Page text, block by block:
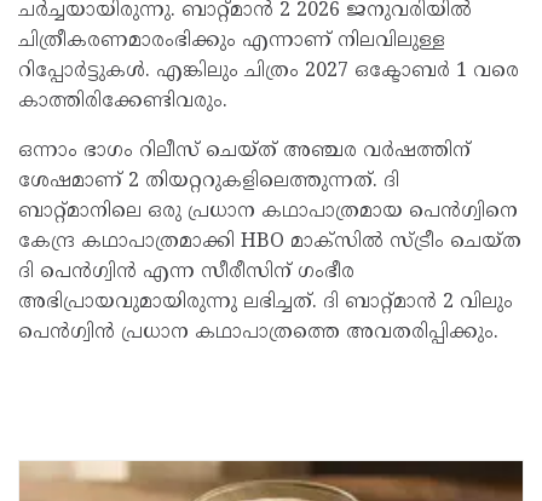
ചർച്ചയായിരുന്നു. ബാറ്റ്മാൻ 2 2026 ജനുവരിയിൽ
ചിത്രീകരണമാരംഭിക്കും എന്നാണ് നിലവിലുള്ള
റിപ്പോർട്ടുകൾ. എങ്കിലും ചിത്രം 2027 ഒക്ടോബർ 1 വരെ
കാത്തിരിക്കേണ്ടിവരും.
ഒന്നാം ഭാഗം റിലീസ് ചെയ്ത് അഞ്ചര വർഷത്തിന്
ശേഷമാണ് 2 തിയറ്ററുകളിലെത്തുന്നത്. ദി
ബാറ്റ്‌മാനിലെ ഒരു പ്രധാന കഥാപാത്രമായ പെൻഗ്വിനെ
കേന്ദ്ര കഥാപാത്രമാക്കി HBO മാക്സിൽ സ്ട്രീം ചെയ്ത
ദി പെൻഗ്വിൻ എന്ന സീരീസിന് ഗംഭീര
അഭിപ്രായവുമായിരുന്നു ലഭിച്ചത്. ദി ബാറ്റ്മാൻ 2 വിലും
പെൻഗ്വിൻ പ്രധാന കഥാപാത്രത്തെ അവതരിപ്പിക്കും.